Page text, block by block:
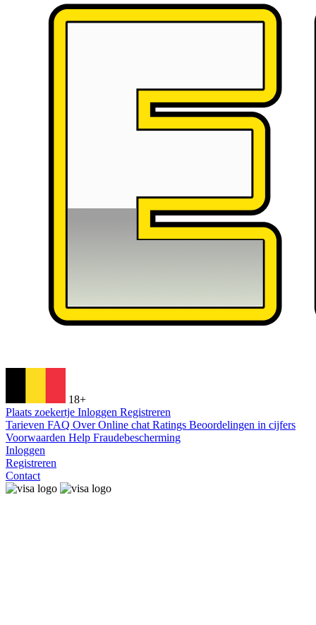
18+
Plaats zoekertje Inloggen Registreren
Tarieven FAQ OverOnline chat Ratings Beoordelingen in cijfers
Voorwaarden Help Fraudebescherming
Inloggen
Registreren
Contact